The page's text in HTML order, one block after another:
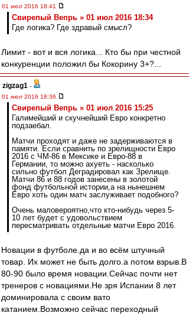
01 июл 2016 18:41
Свирепый Вепрь » 01 июл 2016 18:34
Где логика? Где здравый смысл?
Лимит - вот и вся логика... Кто бы при честной
конкуренции положил бы Кокорину 3+?...
zigzag1 -
01 июл 2016 18:36
Свирепый Вепрь » 01 июл 2016 15:25
Галимейший и скучнейший Евро конкретно
подзаебал.
Матчи проходят и даже не задерживаются в
памяти. Если сравнить по зрелищности Евро
2016 с ЧМ-86 в Мексике и Евро-88 в
Германии, то можно ахуеть - насколько
сильно футбол Деградировал как Зрелище.
Матчи 86 и 88 годов занесены в золотой
фонд футбольной истории,а на нынешнем
Евро хоть один матч заслуживает подобного?
Очень маловероятно,что кто-нибудь через 5-
10 лет будет с удовольствием
пересматривать отдельные матчи Евро 2016.
Новации в футболе.да и во всём штучный
товар. Их может не быть долго.а потом взрыв.В
80-90 было время новации.Сейчас почти нет
тренеров с новациями.Не зря Испании 8 лет
доминировала с своим вато
катанием.Возможно сейчас переходный